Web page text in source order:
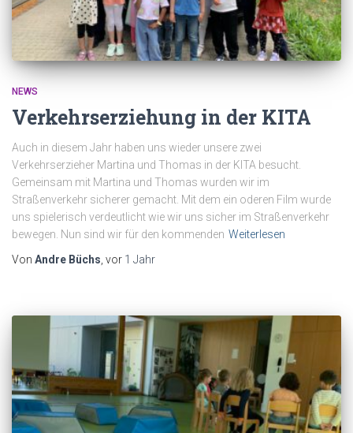
NEWS
Verkehrserziehung in der KITA
Auch in diesem Jahr haben uns wieder unsere zwei
Verkehrserzieher Martina und Thomas in der KITA besucht.
Gemeinsam mit Martina und Thomas wurden wir im
Straßenverkehr sicherer gemacht. Mit dem ein oderen Film wurde
uns spielerisch verdeutlicht wie wir uns sicher im Straßenverkehr
bewegen. Nun sind wir für den kommenden Weiterlesen
Von Andre Büchs , vor 1 Jahr